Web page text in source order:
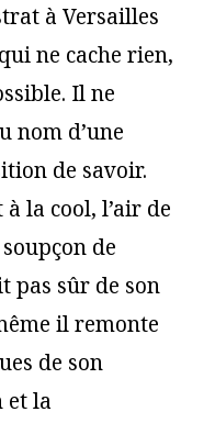
à Versailles
ne cache rien,
Il ne
nom d’une
de savoir.
la cool, l’air de
de
pas sûr de son
il remonte
de son
et la